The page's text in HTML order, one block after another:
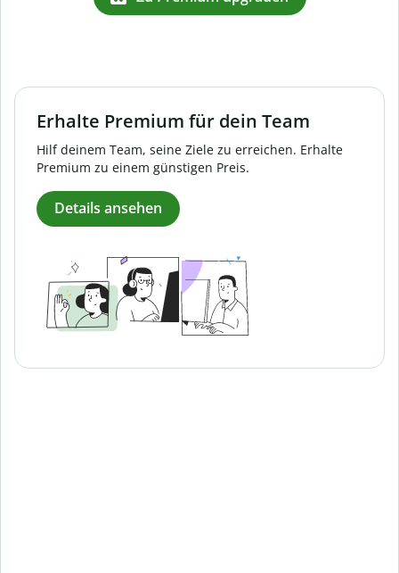
Erhalte Premium für dein Team
Hilf deinem Team, seine Ziele zu erreichen. Erhalte
Premium zu einem günstigen Preis.
Details ansehen